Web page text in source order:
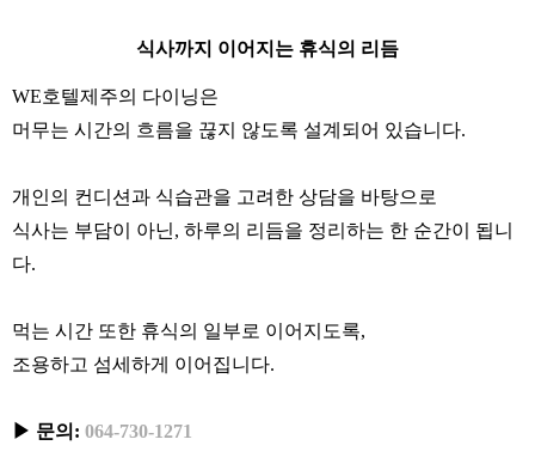
식사까지 이어지는 휴식의 리듬
WE호텔제주의 다이닝은
머무는 시간의 흐름을 끊지 않도록 설계되어 있습니다.
개인의 컨디션과 식습관을 고려한 상담을 바탕으로
식사는 부담이 아닌, 하루의 리듬을 정리하는 한 순간이 됩니
다.
먹는 시간 또한 휴식의 일부로 이어지도록,
조용하고 섬세하게 이어집니다.
▶ 문의: 064-730-1271